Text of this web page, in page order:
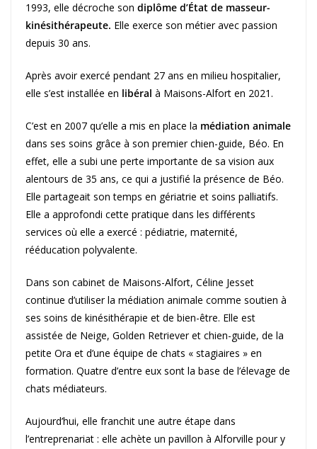
1993, elle décroche son diplôme d’État de masseur-
kinésithérapeute. Elle exerce son métier avec passion
depuis 30 ans.
Après avoir exercé pendant 27 ans en milieu hospitalier,
elle s’est installée en libéral à Maisons-Alfort en 2021.
C’est en 2007 qu’elle a mis en place la médiation animale
dans ses soins grâce à son premier chien-guide, Béo. En
effet, elle a subi une perte importante de sa vision aux
alentours de 35 ans, ce qui a justifié la présence de Béo.
Elle partageait son temps en gériatrie et soins palliatifs.
Elle a approfondi cette pratique dans les différents
services où elle a exercé : pédiatrie, maternité,
rééducation polyvalente.
Dans son cabinet de Maisons-Alfort, Céline Jesset
continue d’utiliser la médiation animale comme soutien à
ses soins de kinésithérapie et de bien-être. Elle est
assistée de Neige, Golden Retriever et chien-guide, de la
petite Ora et d’une équipe de chats « stagiaires » en
formation. Quatre d’entre eux sont la base de l’élevage de
chats médiateurs.
Aujourd’hui, elle franchit une autre étape dans
l’entreprenariat : elle achète un pavillon à Alforville pour y